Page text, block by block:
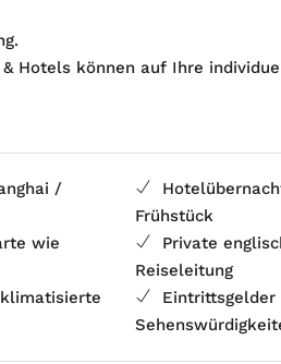
Hotels können auf Ihre
/
Frühstück
wie
Private
Reiseleitung
Eintrittsgelder